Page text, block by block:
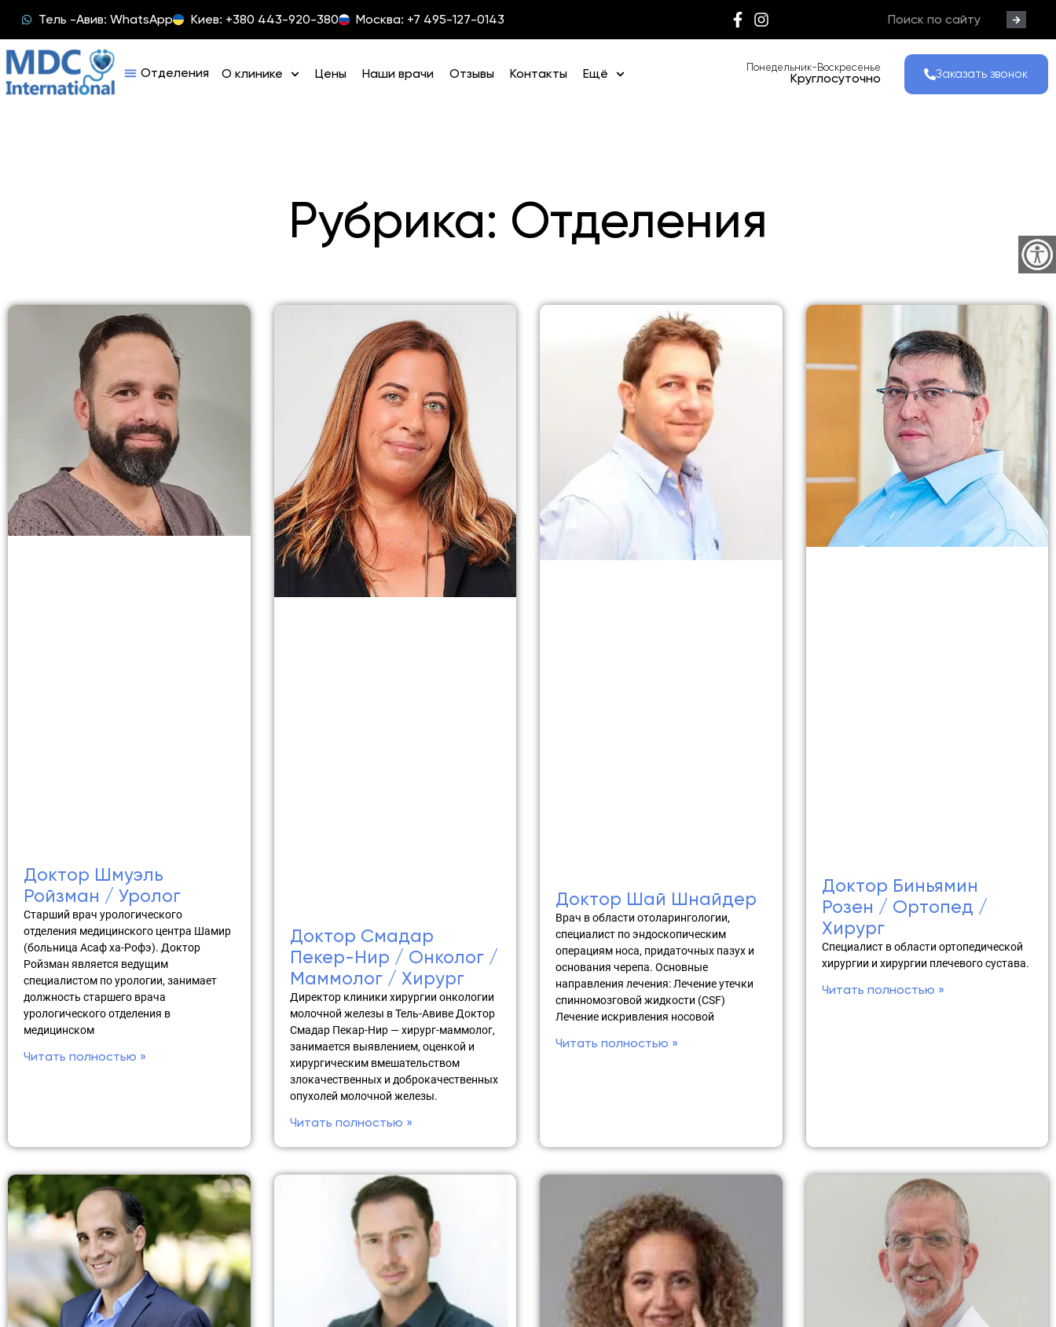
Тель -Авив: WhatsApp Киев: +380 443-920-380 Москва: +7 495-127-0143
О клинике Цены Наши врачи Отзывы Контакты Ещё Понедельник-Воскресенье
Круглосуточно Заказать звонок
Рубрика: Отделения
Доктор Шмуэль
Ройзман / Уролог
Старший врач урологического
отделения медицинского центра Шамир
(больница Асаф ха-Рофэ). Доктор
Ройзман является ведущим
специалистом по урологии, занимает
должность старшего врача
урологического отделения в
медицинском
Читать полностью »
Доктор Смадар
Пекер-Нир / Онколог /
Маммолог / Хирург
Директор клиники хирургии онкологии
молочной железы в Тель-Авиве Доктор
Смадар Пекар-Нир — хирург-маммолог,
занимается выявлением, оценкой и
хирургическим вмешательством
злокачественных и доброкачественных
опухолей молочной железы.
Читать полностью »
Доктор Шай Шнайдер
Врач в области отоларингологии,
специалист по эндоскопическим
операциям носа, придаточных пазух и
основания черепа. Основные
направления лечения: Лечение утечки
спинномозговой жидкости (CSF)
Лечение искривления носовой
Читать полностью »
Доктор Биньямин
Розен / Ортопед /
Хирург
Специалист в области ортопедической
хирургии и хирургии плечевого сустава.
Читать полностью »